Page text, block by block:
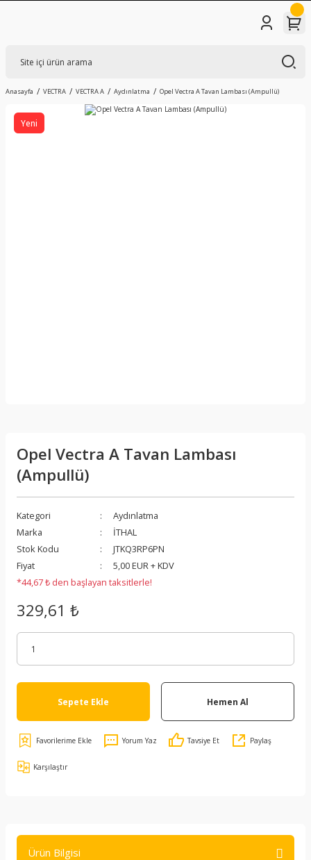
Anasayfa VECTRA VECTRA A Aydınlatma Opel Vectra A Tavan Lambası (Ampullü)
Yeni
Opel Vectra A Tavan Lambası
(Ampullü)
Kategori
Aydınlatma
Marka
İTHAL
Stok Kodu
JTKQ3RP6PN
Fiyat
5,00 EUR + KDV
*44,67 ₺ den başlayan taksitlerle!
329,61 ₺
Sepete Ekle Hemen Al
Yorum Yaz Tavsiye Et Paylaş
Karşılaştır
Ürün Bilgisi